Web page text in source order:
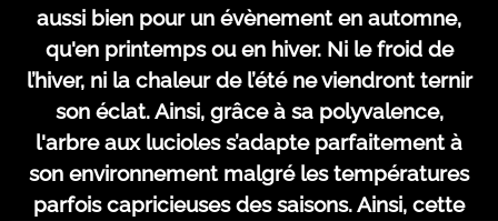
aussi bien pour un évènement en automne,
qu'en printemps ou en hiver. Ni le froid de
l’hiver, ni la chaleur de l’été ne viendront ternir
son éclat. Ainsi, grâce à sa polyvalence,
l'arbre aux lucioles s’adapte parfaitement à
son environnement malgré les températures
parfois capricieuses des saisons. Ainsi, cette